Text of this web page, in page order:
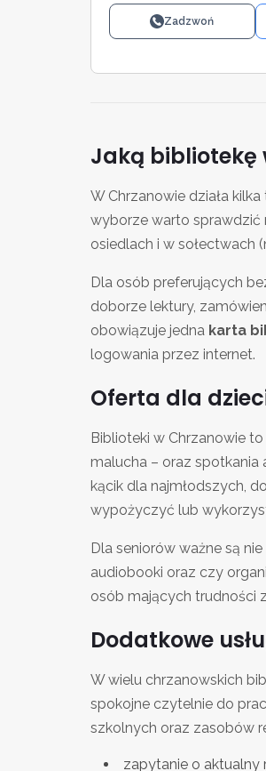
Zadzwoń
Jaką bibliotekę
W Chrzanowie działa
wyborze warto sprawdzić
osiedlach i w sołectwach
Dla osób preferujących
doborze lektury,
obowiązuje jedna karta
logowania przez internet.
Oferta dla
Biblioteki w Chrzanowie
malucha – oraz spotkania
kącik dla najmłodszych,
wypożyczyć lub
Dla seniorów ważne są
audiobooki oraz czy
osób mających trudności
Dodatkowe
W wielu chrzanowskich
spokojne czytelnie do
szkolnych oraz zasobów
zapytanie o aktualny